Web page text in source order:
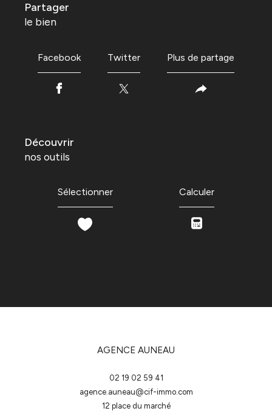
partager
le bien
Facebook Twitter Plus de partage
découvrir
nos outils
Sélectionner Calculer
AGENCE AUNEAU
02 19 02 59 41
agence.auneau@cif-immo.com
12 place du marché